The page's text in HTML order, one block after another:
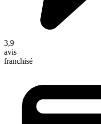
3,9
avis
franchisé